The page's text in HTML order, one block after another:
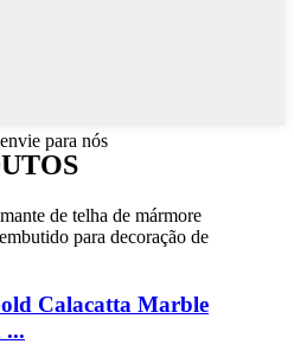
para nós
Calacatta Marble
...